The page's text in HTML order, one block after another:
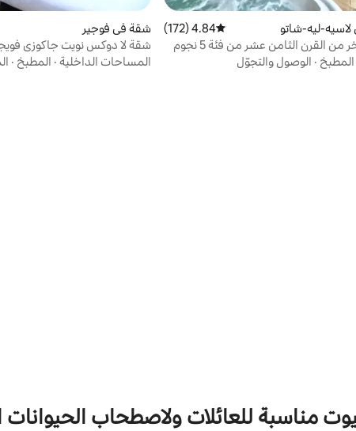
ليه-شاتو متوسط التقييم 4.84 من 5، 172 مراجعات
4.84 (172)
من القرن الثامن عشر من فئة 5 نجوم
المطبخ · الوصول والتجوّل
شقة في فوجير
شقة لا دوكس نويت جاكوزي
المساحات الداخلية · المطبخ ·
مناسبة للعائلات ولاصطحاب الحيوانات